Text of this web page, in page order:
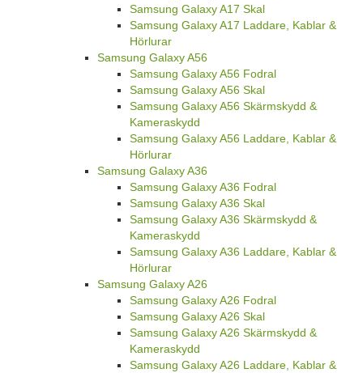
Samsung Galaxy A17 Skal
Samsung Galaxy A17 Laddare, Kablar &
Hörlurar
Samsung Galaxy A56
Samsung Galaxy A56 Fodral
Samsung Galaxy A56 Skal
Samsung Galaxy A56 Skärmskydd &
Kameraskydd
Samsung Galaxy A56 Laddare, Kablar &
Hörlurar
Samsung Galaxy A36
Samsung Galaxy A36 Fodral
Samsung Galaxy A36 Skal
Samsung Galaxy A36 Skärmskydd &
Kameraskydd
Samsung Galaxy A36 Laddare, Kablar &
Hörlurar
Samsung Galaxy A26
Samsung Galaxy A26 Fodral
Samsung Galaxy A26 Skal
Samsung Galaxy A26 Skärmskydd &
Kameraskydd
Samsung Galaxy A26 Laddare, Kablar &